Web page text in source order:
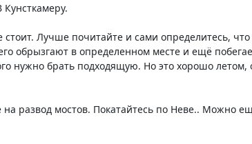
Лучше почитайте и сами определитесь,
обрызгают в определенном месте и ещё
нужно брать подходящую. Но это хорошо летом,
развод мостов. Покатайтесь по Неве.. Можно